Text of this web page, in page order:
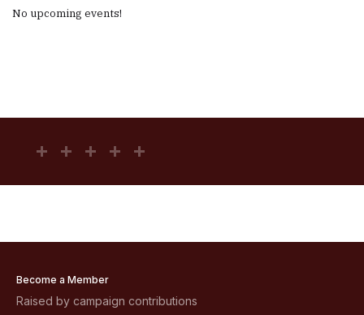
No upcoming events!
Become a Member
Raised by campaign contributions